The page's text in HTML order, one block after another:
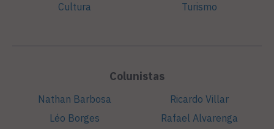
Cultura
Turismo
Colunistas
Nathan Barbosa
Léo Borges
Ricardo Villar
Rafael Alvarenga